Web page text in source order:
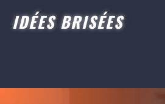
IDÉES BRISÉES